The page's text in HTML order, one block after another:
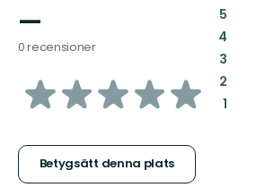
—
0 recensioner
av
stjärnor
Betygsätt denna plats
5:
4:
3:
2:
1: